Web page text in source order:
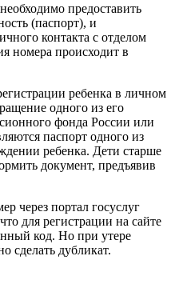
предоставить
(паспорт), и
контакта с отделом
номера происходит в
ребенка в личном
одного из его
фонда России или
паспорт одного из
ребенка. Дети старше
документ, предъявив
через портал госуслуг
для регистрации на сайте
код. Но при утере
сделать дубликат.